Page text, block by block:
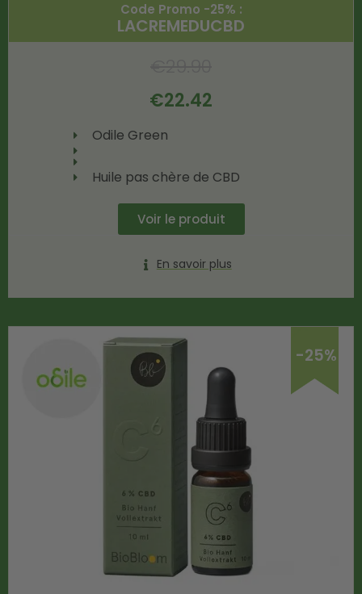
Code Promo -25% :
LACREMEDUCBD
€22.42
Odile Green
Huile pas chère de CBD
Voir le produit
En savoir plus
-25%